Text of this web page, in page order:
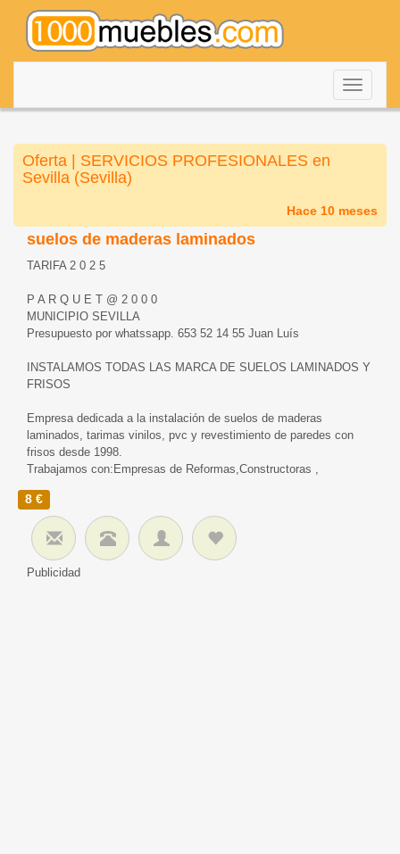
Oferta | SERVICIOS PROFESIONALES en
Sevilla (Sevilla)
Hace 10 meses
suelos de maderas laminados
TARIFA 2 0 2 5
P A R Q U E T @ 2 0 0 0
MUNICIPIO SEVILLA
Presupuesto por whatssapp. 653 52 14 55 Juan Luís
INSTALAMOS TODAS LAS MARCA DE SUELOS LAMINADOS Y
FRISOS
Empresa dedicada a la instalación de suelos de maderas
laminados, tarimas vinilos, pvc y revestimiento de paredes con
frisos desde 1998.
Trabajamos con:Empresas de Reformas,Constructoras ,
8 €
Publicidad